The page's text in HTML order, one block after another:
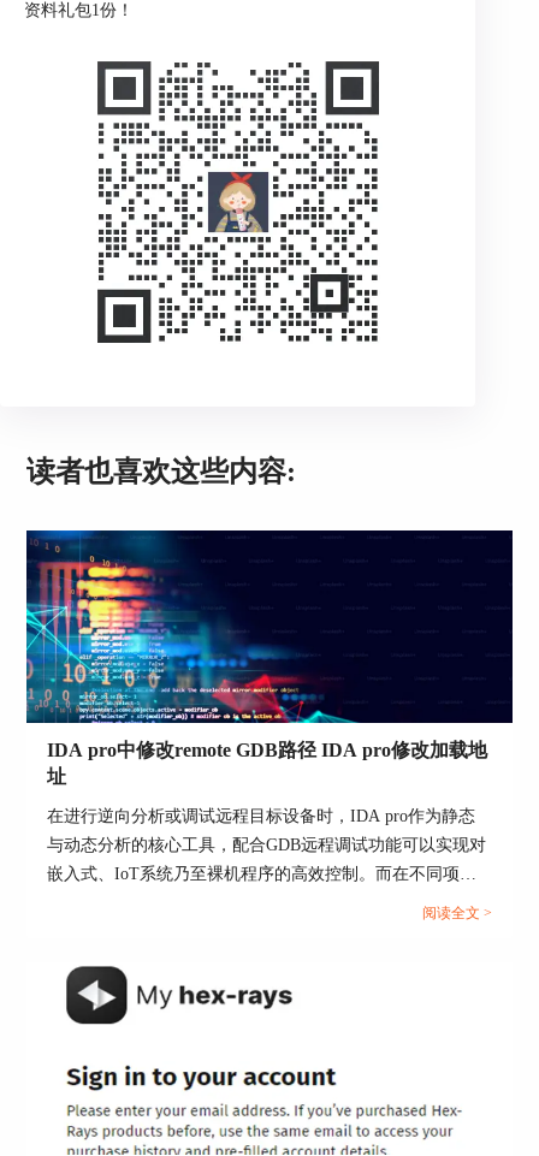
资料礼包1份！
读者也喜欢这些内容:
IDA pro中修改remote GDB路径 IDA pro修改加载地
址
在进行逆向分析或调试远程目标设备时，IDA pro作为静态
与动态分析的核心工具，配合GDB远程调试功能可以实现对
嵌入式、IoT系统乃至裸机程序的高效控制。而在不同项目
中，经常会需要变更remote GDB路径或重新设定加载地址，
pro中修改remote GDB路径，IDA pro修改加载地址两大关键
点 ，以助于用户更好掌控IDA pro调试行为。...
阅读全文 >